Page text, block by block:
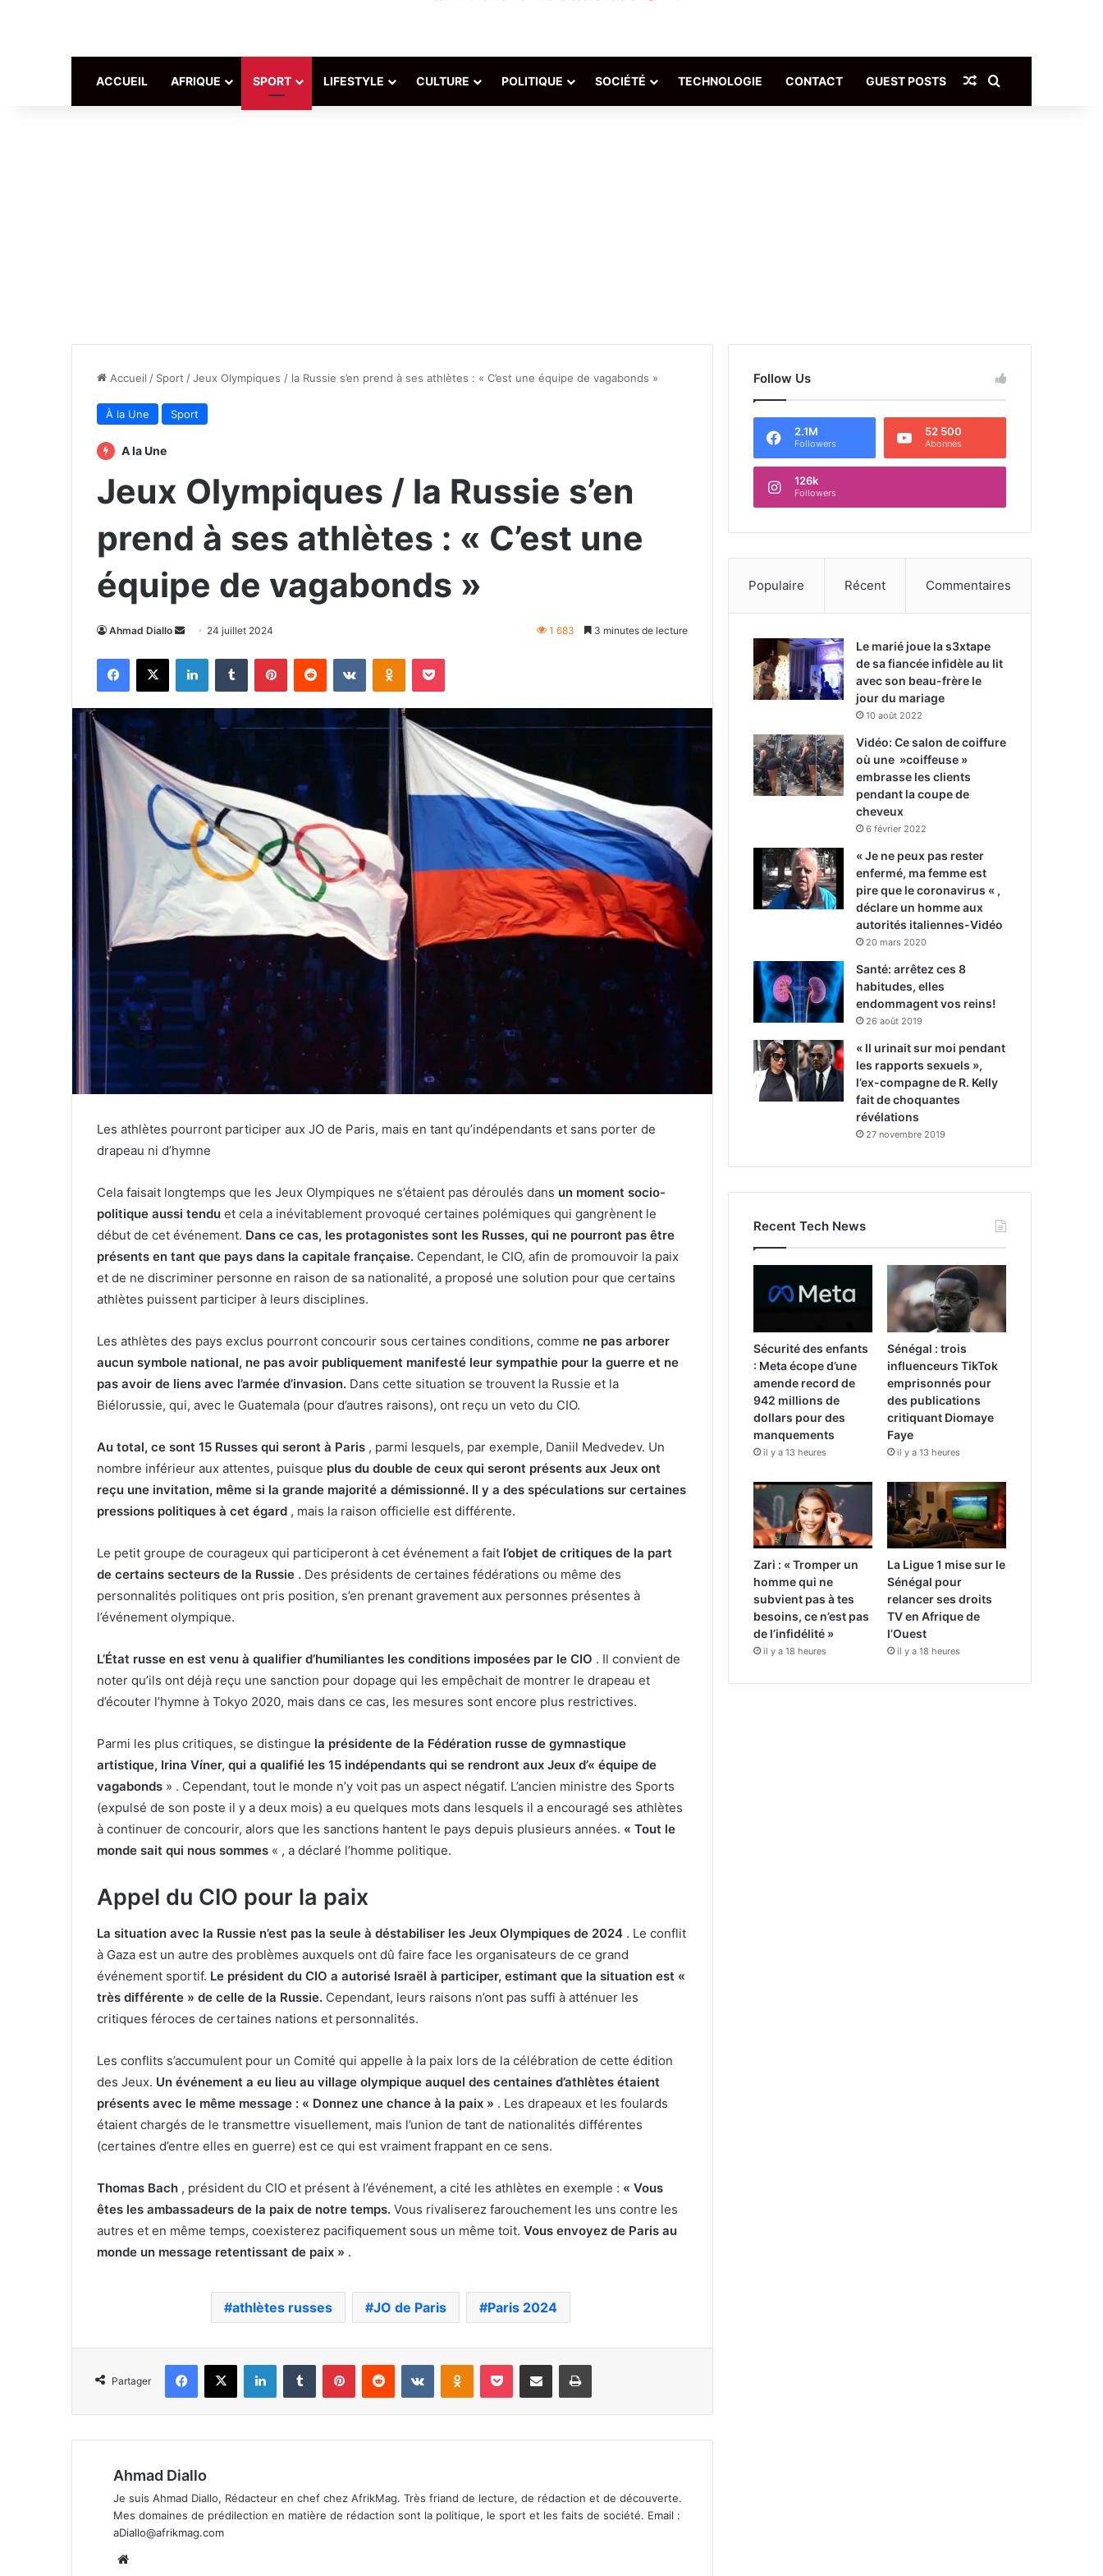
ACCUEIL AFRIQUE SPORT LIFESTYLE CULTURE POLITIQUE SOCIÉTÉ TECHNOLOGIE CONTACT GUEST POSTS Article Aléatoire
Accueil / Sport /Jeux Olympiques / la Russie s’en prend à ses athlètes : « C’est une équipe de vagabonds »
À la Une Sport
A la Une
Jeux Olympiques / la Russie s’en
prend à ses athlètes : « C’est une
équipe de vagabonds »
Ahmad Diallo
Envoyer
courriel
24 juillet 2024 1 683 3 minutes de lecture
Facebook
X LinkedinTumblr PinterestReddit VKontakteOdnoklassniki
Pocket
Les athlètes pourront participer aux JO de Paris, mais en tant qu’indépendants et sans porter de
drapeau ni d’hymne
Cela faisait longtemps que les Jeux Olympiques ne s’étaient pas déroulés dans un moment socio-
politique aussi tendu et cela a inévitablement provoqué certaines polémiques qui gangrènent le
début de cet événement. Dans ce cas, les protagonistes sont les Russes, qui ne pourront pas être
présents en tant que pays dans la capitale française. Cependant, le CIO, afin de promouvoir la paix
et de ne discriminer personne en raison de sa nationalité, a proposé une solution pour que certains
athlètes puissent participer à leurs disciplines.
Les athlètes des pays exclus pourront concourir sous certaines conditions, comme ne pas arborer
aucun symbole national, ne pas avoir publiquement manifesté leur sympathie pour la guerre et ne
pas avoir de liens avec l’armée d’invasion. Dans cette situation se trouvent la Russie et la
Biélorussie, qui, avec le Guatemala (pour d’autres raisons), ont reçu un veto du CIO.
Au total, ce sont 15 Russes qui seront à Paris , parmi lesquels, par exemple, Daniil Medvedev. Un
nombre inférieur aux attentes, puisque plus du double de ceux qui seront présents aux Jeux ont
reçu une invitation, même si la grande majorité a démissionné. Il y a des spéculations sur certaines
pressions politiques à cet égard , mais la raison officielle est différente.
Le petit groupe de courageux qui participeront à cet événement a fait l’objet de critiques de la part
de certains secteurs de la Russie . Des présidents de certaines fédérations ou même des
personnalités politiques ont pris position, s’en prenant gravement aux personnes présentes à
l’événement olympique.
L’État russe en est venu à qualifier d’humiliantes les conditions imposées par le CIO . Il convient de
noter qu’ils ont déjà reçu une sanction pour dopage qui les empêchait de montrer le drapeau et
d’écouter l’hymne à Tokyo 2020, mais dans ce cas, les mesures sont encore plus restrictives.
Parmi les plus critiques, se distingue la présidente de la Fédération russe de gymnastique
artistique, Irina Víner, qui a qualifié les 15 indépendants qui se rendront aux Jeux d’« équipe de
vagabonds » . Cependant, tout le monde n’y voit pas un aspect négatif. L’ancien ministre des Sports
(expulsé de son poste il y a deux mois) a eu quelques mots dans lesquels il a encouragé ses athlètes
à continuer de concourir, alors que les sanctions hantent le pays depuis plusieurs années. « Tout le
monde sait qui nous sommes « , a déclaré l’homme politique.
Appel du CIO pour la paix
La situation avec la Russie n’est pas la seule à déstabiliser les Jeux Olympiques de 2024 . Le conflit
à Gaza est un autre des problèmes auxquels ont dû faire face les organisateurs de ce grand
événement sportif. Le président du CIO a autorisé Israël à participer, estimant que la situation est «
très différente » de celle de la Russie. Cependant, leurs raisons n’ont pas suffi à atténuer les
critiques féroces de certaines nations et personnalités.
Les conflits s’accumulent pour un Comité qui appelle à la paix lors de la célébration de cette édition
des Jeux. Un événement a eu lieu au village olympique auquel des centaines d’athlètes étaient
présents avec le même message : « Donnez une chance à la paix » . Les drapeaux et les foulards
étaient chargés de le transmettre visuellement, mais l’union de tant de nationalités différentes
(certaines d’entre elles en guerre) est ce qui est vraiment frappant en ce sens.
Thomas Bach , président du CIO et présent à l’événement, a cité les athlètes en exemple : « Vous
êtes les ambassadeurs de la paix de notre temps. Vous rivaliserez farouchement les uns contre les
autres et en même temps, coexisterez pacifiquement sous un même toit. Vous envoyez de Paris au
monde un message retentissant de paix » .
athlètes russes JO de Paris Paris 2024
Partager
Facebook
X LinkedinTumblr PinterestReddit VKontakteOdnoklassniki
Pocket Partager par email Imprimer
Ahmad Diallo
Je suis Ahmad Diallo, Rédacteur en chef chez AfrikMag. Très friand de lecture, de rédaction et de découverte.
Mes domaines de prédilection en matière de rédaction sont la politique, le sport et les faits de société. Email :
aDiallo@afrikmag.com
Follow Us
2.1M
Followers
52 500
Abonnés
126k
Followers
Populaire Récent Commentaires
Le marié joue la s3xtape
de sa fiancée infidèle au lit
avec son beau-frère le
jour du mariage
10 août 2022
Vidéo: Ce salon de coiffure
où une »coiffeuse »
embrasse les clients
pendant la coupe de
cheveux
6 février 2022
« Je ne peux pas rester
enfermé, ma femme est
pire que le coronavirus « ,
déclare un homme aux
autorités italiennes-Vidéo
20 mars 2020
Santé: arrêtez ces 8
habitudes, elles
endommagent vos reins!
26 août 2019
« Il urinait sur moi pendant
les rapports sexuels »,
l’ex-compagne de R. Kelly
fait de choquantes
révélations
27 novembre 2019
Recent Tech News
Sécurité des enfants
: Meta écope d’une
amende record de
942 millions de
dollars pour des
manquements
il y a 13 heures
Sénégal : trois
influenceurs TikTok
emprisonnés pour
des publications
critiquant Diomaye
Faye
il y a 13 heures
Zari : « Tromper un
homme qui ne
subvient pas à tes
besoins, ce n’est pas
de l’infidélité »
il y a 18 heures
La Ligue 1 mise sur le
Sénégal pour
relancer ses droits
TV en Afrique de
l’Ouest
il y a 18 heures